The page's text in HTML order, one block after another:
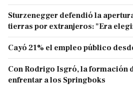
Sturzenegger defendió la
tierras por extranjeros: "Era
Cayó 21% el empleo público
Con Rodrigo Isgró, la formación
enfrentar a los Springboks